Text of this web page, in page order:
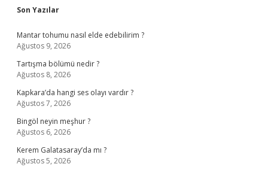
Sidebar
Son Yazılar
Mantar tohumu nasıl elde edebilirim ?
Ağustos 9, 2026
Tartışma bölümü nedir ?
Ağustos 8, 2026
Kapkara’da hangi ses olayı vardır ?
Ağustos 7, 2026
Bingöl neyin meşhur ?
Ağustos 6, 2026
Kerem Galatasaray’da mı ?
Ağustos 5, 2026